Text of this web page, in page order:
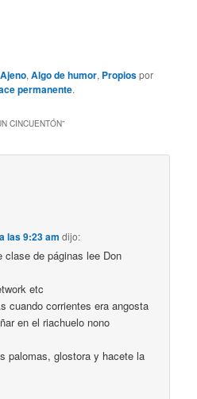
Ajeno,Algo de humor, Propiospor
permanente.
CINCUENTÓN”
las 9:23 am dijo:
de páginas lee Don
etc
cuando corrientes era angosta
en el riachuelo nono
palomas, glostora y hacete la